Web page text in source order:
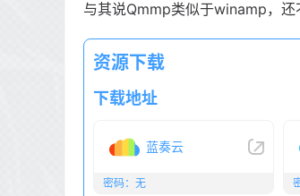
与其说Qmmp类似于winamp，
资源下载
下载地址
蓝奏云
密码：无